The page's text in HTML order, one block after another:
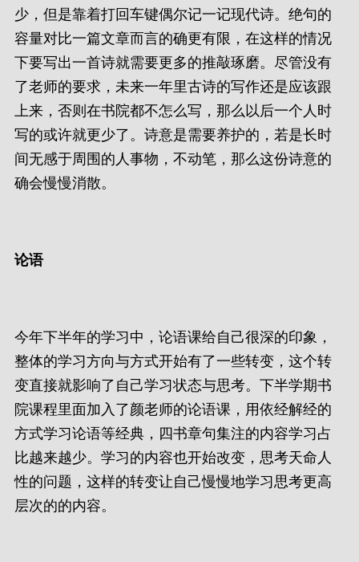
少，但是靠着打回车键偶尔记一记现代诗。绝句的
容量对比一篇文章而言的确更有限，在这样的情况
下要写出一首诗就需要更多的推敲琢磨。尽管没有
了老师的要求，未来一年里古诗的写作还是应该跟
上来，否则在书院都不怎么写，那么以后一个人时
写的或许就更少了。诗意是需要养护的，若是长时
间无感于周围的人事物，不动笔，那么这份诗意的
确会慢慢消散。
论语
今年下半年的学习中，论语课给自己很深的印象，
整体的学习方向与方式开始有了一些转变，这个转
变直接就影响了自己学习状态与思考。下半学期书
院课程里面加入了颜老师的论语课，用依经解经的
方式学习论语等经典，四书章句集注的内容学习占
比越来越少。学习的内容也开始改变，思考天命人
性的问题，这样的转变让自己慢慢地学习思考更高
层次的的内容。